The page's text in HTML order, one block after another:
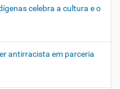
celebra a cultura e o
antirracista em parceria